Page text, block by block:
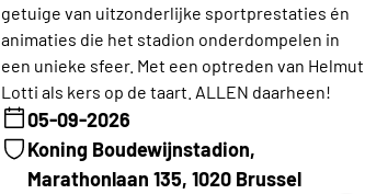
getuige van uitzonderlijke sportprestaties én
animaties die het stadion onderdompelen in
een unieke sfeer. Met een optreden van Helmut
Lotti als kers op de taart. ALLEN daarheen!
05-09-2026
Koning Boudewijnstadion,
Marathonlaan 135, 1020 Brussel